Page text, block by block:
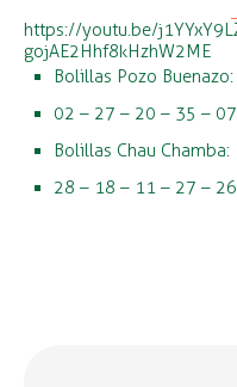
https://youtu.be/
gojAE2Hhf8kHzhW2ME
Bolillas Pozo Buenazo:
02 – 27 – 20 – 35 –
Bolillas Chau Chamba:
28 – 18 – 11 – 27 –